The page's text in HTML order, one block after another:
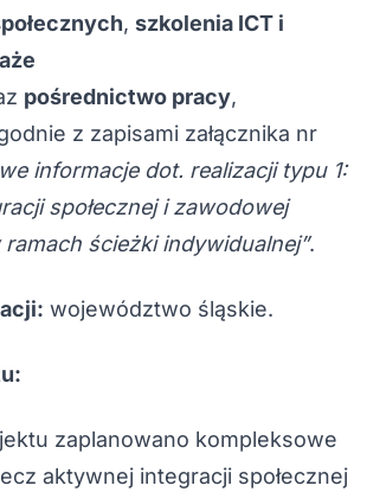
, szkolenia ICT i
pośrednictwo pracy,
z zapisami załącznika nr
informacje dot. realizacji typu 1:
społecznej i zawodowej
ścieżki indywidualnej”.
województwo śląskie.
zaplanowano kompleksowe
aktywnej integracji społecznej